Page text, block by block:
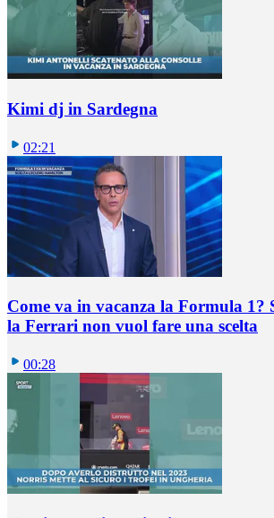
Kimi dj in Sardegna
02:21
Come va in vacanza la Formula 1?
la Ferrari non vuol fare una scelta
00:28